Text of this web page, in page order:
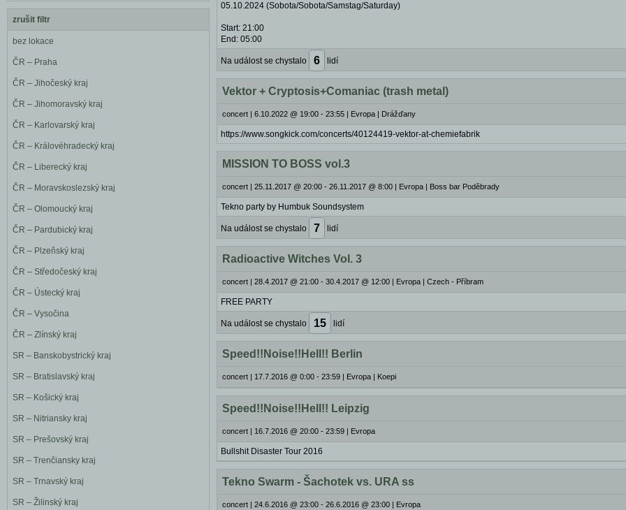
zrušit filtr
bez lokace
ČR – Praha
ČR – Jihočeský kraj
ČR – Jihomoravský kraj
ČR – Karlovarský kraj
ČR – Královéhradecký kraj
ČR – Liberecký kraj
ČR – Moravskoslezský kraj
ČR – Olomoucký kraj
ČR – Pardubický kraj
ČR – Plzeňský kraj
ČR – Středočeský kraj
ČR – Ústecký kraj
ČR – Vysočina
ČR – Zlínský kraj
SR – Banskobystrický kraj
SR – Bratislavský kraj
SR – Košický kraj
SR – Nitriansky kraj
SR – Prešovský kraj
SR – Trenčiansky kraj
SR – Trnavský kraj
SR – Žilinský kraj
05.10.2024 (Sobota/Sobota/Samstag/Saturday)
Start: 21:00
End: 05:00
Na událost se chystalo 6 lidí
Vektor + Cryptosis+Comaniac (trash metal)
concert | 6.10.2022 @ 19:00 - 23:55 | Evropa | Drážďany
https://www.songkick.com/concerts/40124419-vektor-at-chemiefabrik
MISSION TO BOSS vol.3
concert | 25.11.2017 @ 20:00 - 26.11.2017 @ 8:00 | Evropa | Boss bar Poděbrady
Tekno party by Humbuk Soundsystem
Na událost se chystalo 7 lidí
Radioactive Witches Vol. 3
concert | 28.4.2017 @ 21:00 - 30.4.2017 @ 12:00 | Evropa | Czech - Příbram
FREE PARTY
Na událost se chystalo 15 lidí
Speed!!Noise!!Hell!! Berlin
concert | 17.7.2016 @ 0:00 - 23:59 | Evropa | Koepi
Speed!!Noise!!Hell!! Leipzig
concert | 16.7.2016 @ 20:00 - 23:59 | Evropa
Bullshit Disaster Tour 2016
Tekno Swarm - Šachotek vs. URA ss
concert | 24.6.2016 @ 23:00 - 26.6.2016 @ 23:00 | Evropa